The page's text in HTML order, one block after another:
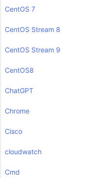
CentOS 7
CentOS Stream 8
CentOS Stream 9
CentOS8
ChatGPT
Chrome
Cisco
cloudwatch
Cmd